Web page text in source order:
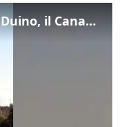
Incendio tra Monfalcone e Duino, il Canadair in azione per fermare le fiamme sul fronte dell’A4